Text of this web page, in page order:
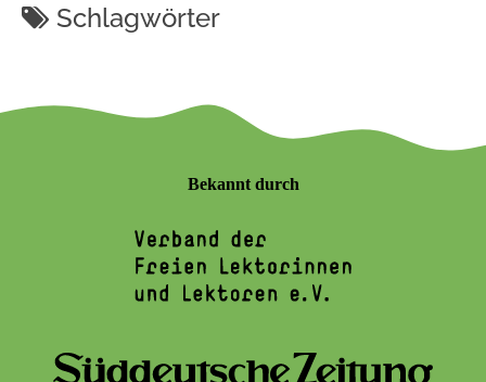
Schlagwörter
Bekannt durch